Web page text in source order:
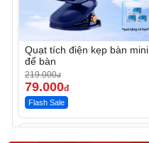
Quạt tích điện kẹp bàn mini
để bàn
219.000đ
79.000đ
Flash Sale